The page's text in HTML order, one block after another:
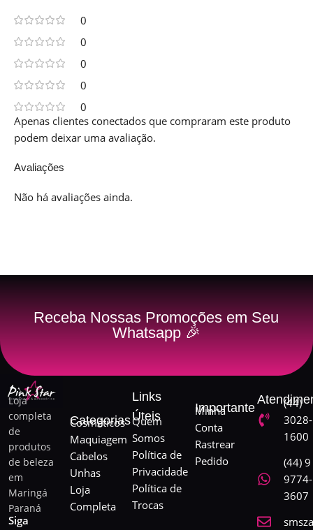
0
0
0
0
0
Avaliações
Não há avaliações ainda.
Apenas clientes conectados que compraram este produto
podem deixar uma avaliação.
Receba Nossas Promoções em Seu
Whatsapp 🎉
Loja
completa
de
produtos
de beleza
em
Maringá
Paraná
Siga
Categorias
Cosméticos
Maquiagem
Cabelos
Unhas
Loja
Completa
Links
Úteis
Quem
Somos
Política de
Privacidade
Política de
Trocas
Importante
Minha
Conta
Rastrear
Pedido
(44)
3028-
1600
(44) 9
9774-
3607